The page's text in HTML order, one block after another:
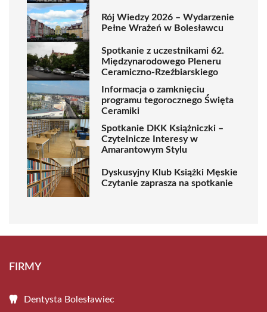
Rój Wiedzy 2026 – Wydarzenie
Pełne Wrażeń w Bolesławcu
Spotkanie z uczestnikami 62.
Międzynarodowego Pleneru
Ceramiczno-Rzeźbiarskiego
Informacja o zamknięciu
programu tegorocznego Święta
Ceramiki
Spotkanie DKK Książniczki –
Czytelnicze Interesy w
Amarantowym Stylu
Dyskusyjny Klub Książki Męskie
Czytanie zaprasza na spotkanie
FIRMY
Dentysta Bolesławiec